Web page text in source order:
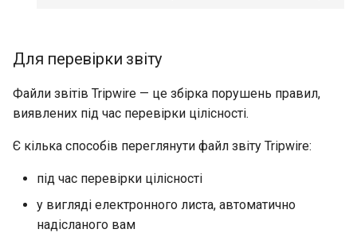
Для перевірки звіту
Файли звітів Tripwire — це збірка порушень правил,
виявлених під час перевірки цілісності.
Є кілька способів переглянути файл звіту Tripwire:
під час перевірки цілісності
у вигляді електронного листа, автоматично
надісланого вам